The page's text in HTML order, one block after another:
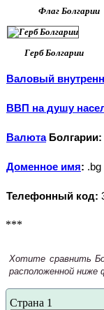
Флаг Болгарии
Герб Болгарии
Валовый
ВВП на душу
ВалютаБолгарии:
Доменное имя: .bg
Телефонный код:
***
Хотите сравнить
расположенной
Страна 1